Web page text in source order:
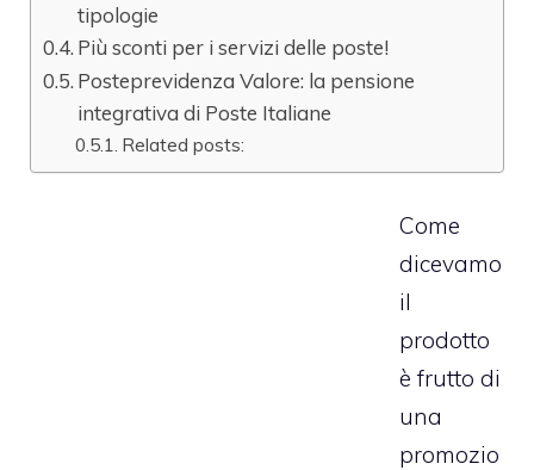
tipologie
Più sconti per i servizi delle poste!
Posteprevidenza Valore: la pensione
integrativa di Poste Italiane
Related posts:
Come
dicevamo
il
prodotto
è frutto di
una
promozio